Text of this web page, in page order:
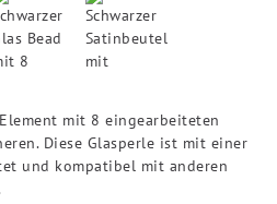
mit 8 eingearbeiteten
Diese Glasperle ist mit einer
und kompatibel mit anderen